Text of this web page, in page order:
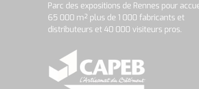
Parc des expositions de Rennes pour
65 000 m² plus de 1 000 fabricants et
distributeurs et 40 000 visiteurs pros.